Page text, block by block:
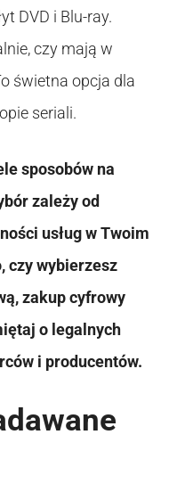
DVD i Blu-ray.
czy mają w
świetna opcja dla
seriali.
sposobów na
zależy od
usług w Twoim
czy wybierzesz
zakup cyfrowy
o legalnych
i producentów.